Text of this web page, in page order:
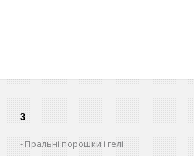
3
Пральні порошки і гелі